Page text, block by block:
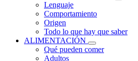
Lenguaje
Comportamiento
Origen
Todo lo que hay que saber
ALIMENTACIÓN
Qué pueden comer
Adultos